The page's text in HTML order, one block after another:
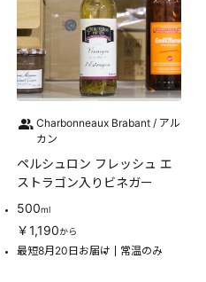
Charbonneaux Brabant / アル
カン
ペルシュロン フレッシュ エ
ストラゴン入りビネガー
500ml
￥1,190から
最短8月20日お届け 常温のみ